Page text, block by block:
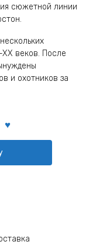
сюжетной линии
веков. После
и охотников за